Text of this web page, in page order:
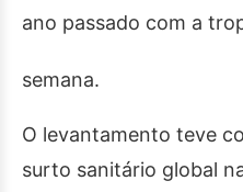
ano passado com a
semana.
O levantamento teve
surto sanitário global